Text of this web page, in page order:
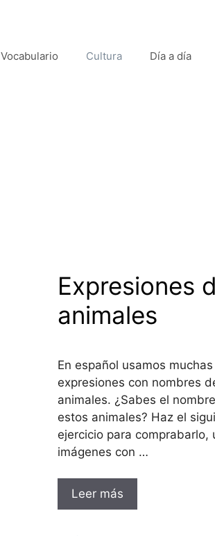
Vocabulario Cultura Día a día
Expresiones
animales
En español usamos muchas
expresiones con nombres
animales. ¿Sabes el
estos animales? Haz el
ejercicio para comprabarlo,
imágenes con …
Leer más